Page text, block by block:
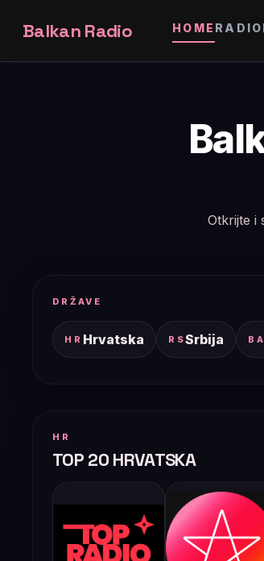
Balkan Radio HOME RADIO
Otkrijte i
DRŽAVE
HR Hrvatska RSSrbija BA
HR
TOP 20 HRVATSKA